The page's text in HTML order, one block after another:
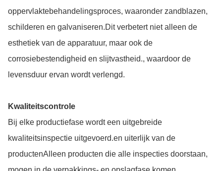
oppervlaktebehandelingsproces, waaronder zandblazen,
schilderen en galvaniseren.Dit verbetert niet alleen de
esthetiek van de apparatuur, maar ook de
corrosiebestendigheid en slijtvastheid., waardoor de
levensduur ervan wordt verlengd.
Kwaliteitscontrole
Bij elke productiefase wordt een uitgebreide
kwaliteitsinspectie uitgevoerd.en uiterlijk van de
productenAlleen producten die alle inspecties doorstaan,